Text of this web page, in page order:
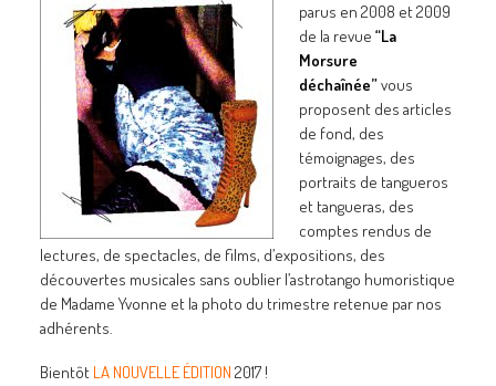
parus en 2008 et 2009
de la revue “La
Morsure
déchaînée”vous
proposent des articles
de fond, des
témoignages, des
portraits de tangueros
et tangueras, des
comptes rendus de
lectures, de spectacles, de films, d’expositions, des
découvertes musicales sans oublier l’astrotango humoristique
de Madame Yvonne et la photo du trimestre retenue par nos
adhérents.
Bientôt LA NOUVELLE ÉDITION 2017 !